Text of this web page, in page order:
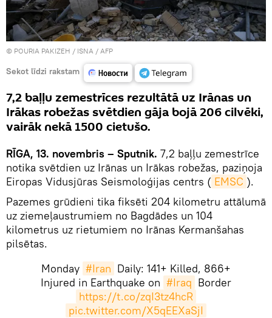
© POURIA PAKIZEH / ISNA / AFP
Sekot līdzi rakstam
7,2 baļļu zemestrīces rezultātā uz Irānas un
Irākas robežas svētdien gāja bojā 206 cilvēki,
vairāk nekā 1500 cietušo.
RĪGA, 13. novembris – Sputnik. 7,2 baļļu zemestrīce
notika svētdien uz Irānas un Irākas robežas, paziņoja
Eiropas Vidusjūras Seismoloģijas centrs ( EMSC ).
Pazemes grūdieni tika fiksēti 204 kilometru attālumā
uz ziemeļaustrumiem no Bagdādes un 104
kilometrus uz rietumiem no Irānas Kermanšahas
pilsētas.
Monday #Iran Daily: 141+ Killed, 866+
Injured in Earthquake on #Iraq Border
https://t.co/zqI3tz4hcR
pic.twitter.com/X5qEEXaSjI